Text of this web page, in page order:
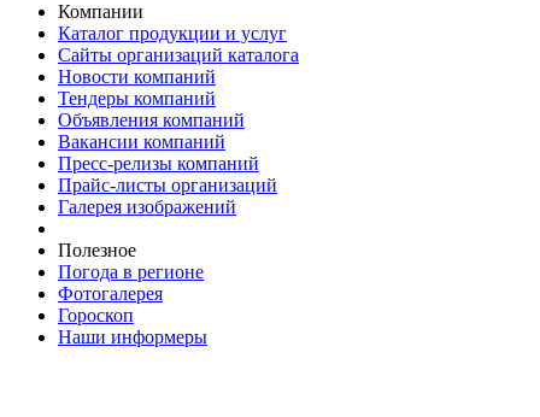
Компании
Каталог продукции и услуг
Сайты организаций каталога
Новости компаний
Тендеры компаний
Объявления компаний
Вакансии компаний
Пресс-релизы компаний
Прайс-листы организаций
Галерея изображений
Полезное
Погода в регионе
Фотогалерея
Гороскоп
Наши информеры